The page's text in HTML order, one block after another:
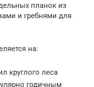
планок из
и гребнями для
на:
круглого леса
годичным